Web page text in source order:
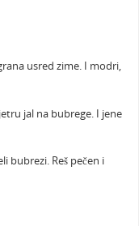
usred zime. I modri,
jal na bubrege. I jene
bubrezi. Reš pečen i